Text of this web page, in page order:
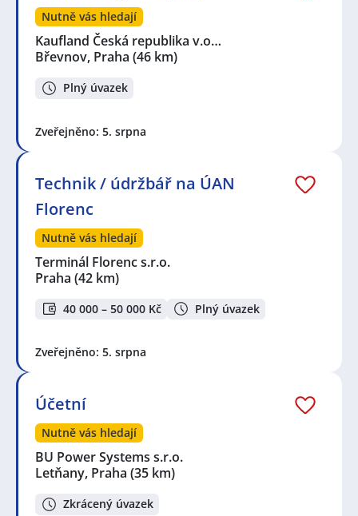
Nutně vás hledají
Kaufland Česká republika v.o…
Břevnov, Praha (46 km)
Plný úvazek
Zveřejněno: 5. srpna
Technik / údržbář na ÚAN
Florenc
Nutně vás hledají
Terminál Florenc s.r.o.
Praha (42 km)
40 000 – 50 000 Kč Plný úvazek
Zveřejněno: 5. srpna
Účetní
Nutně vás hledají
BU Power Systems s.r.o.
Letňany, Praha (35 km)
Zkrácený úvazek